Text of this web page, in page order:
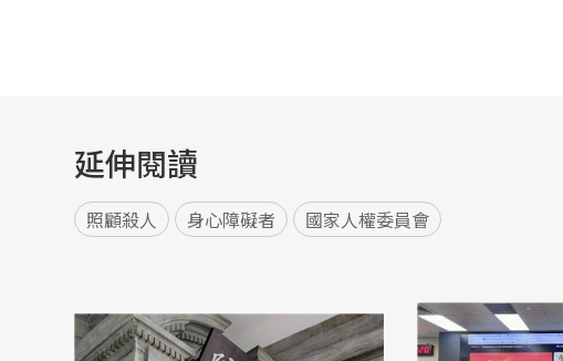
延伸閱讀
照顧殺人 身心障礙者 國家人權委員會